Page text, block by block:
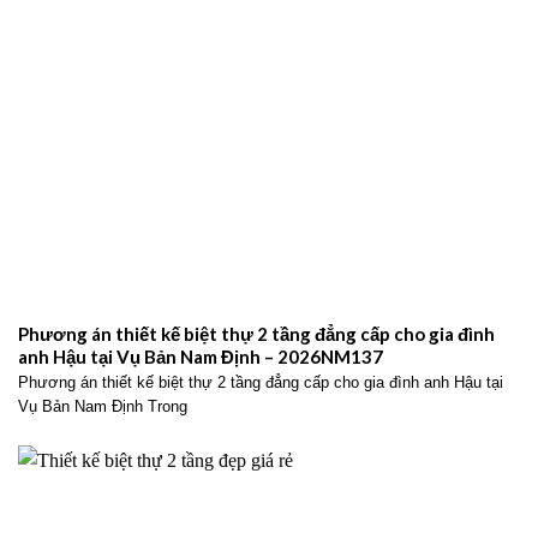
Phương án thiết kế biệt thự 2 tầng đẳng cấp cho gia đình
anh Hậu tại Vụ Bản Nam Định – 2026NM137
Phương án thiết kế biệt thự 2 tầng đẳng cấp cho gia đình anh Hậu tại
Vụ Bản Nam Định Trong